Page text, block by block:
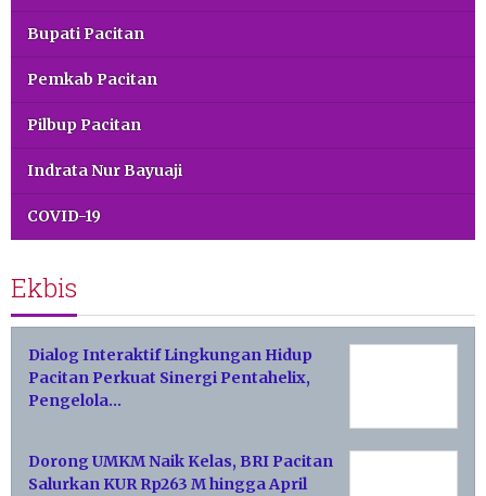
Bupati Pacitan
Pemkab Pacitan
Pilbup Pacitan
Indrata Nur Bayuaji
COVID-19
Ekbis
Dialog Interaktif Lingkungan Hidup
Pacitan Perkuat Sinergi Pentahelix,
Pengelola…
Dorong UMKM Naik Kelas, BRI Pacitan
Salurkan KUR Rp263 M hingga April